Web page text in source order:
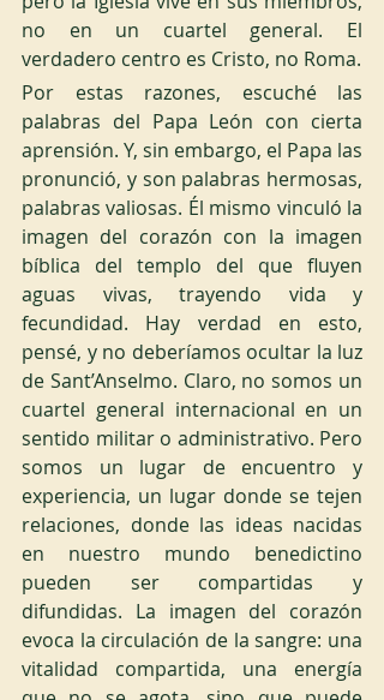
no en un cuartel general. El
verdadero centro es Cristo, no Roma.
Por estas razones, escuché las
palabras del Papa León con cierta
aprensión. Y, sin embargo, el Papa las
pronunció, y son palabras hermosas,
palabras valiosas. Él mismo vinculó la
imagen del corazón con la imagen
bíblica del templo del que fluyen
aguas vivas, trayendo vida y
fecundidad. Hay verdad en esto,
pensé, y no deberíamos ocultar la luz
de Sant’Anselmo. Claro, no somos un
cuartel general internacional en un
sentido militar o administrativo. Pero
somos un lugar de encuentro y
experiencia, un lugar donde se tejen
relaciones, donde las ideas nacidas
en nuestro mundo benedictino
pueden ser compartidas y
difundidas. La imagen del corazón
evoca la circulación de la sangre: una
vitalidad compartida, una energía